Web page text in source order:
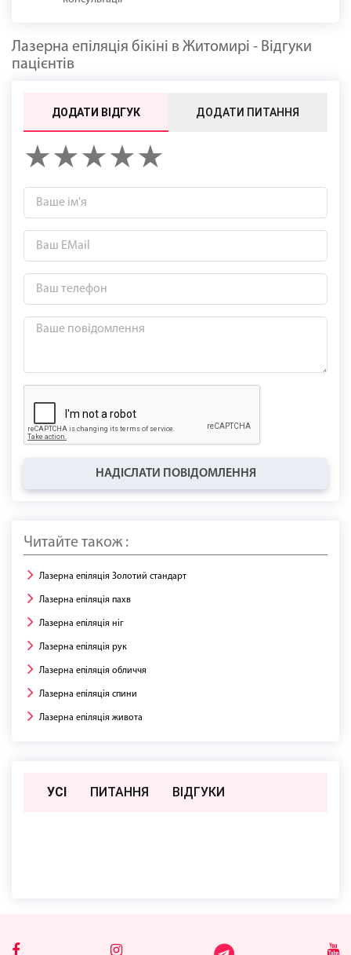
Лазерна епіляція бікіні в Житомирі - Відгуки
пацієнтів
ДОДАТИ ВІДГУК ДОДАТИ ПИТАННЯ
НАДІСЛАТИ ПОВІДОМЛЕННЯ
Читайте також :
Лазерна епіляція Золотий стандарт
Лазерна епіляція пахв
Лазерна епіляція ніг
Лазерна епіляція рук
Лазерна епіляція обличчя
Лазерна епіляція спини
Лазерна епіляція живота
УСІ ПИТАННЯ ВIДГУКИ